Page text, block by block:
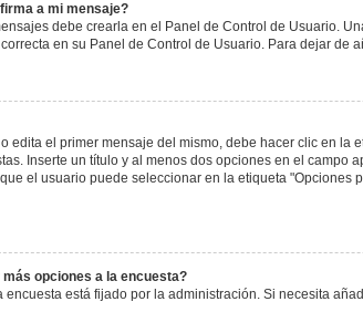
a mi mensaje?
debe crearla en el Panel de Control de Usuario.
en su Panel de Control de Usuario. Para dejar de
edita el primer mensaje del mismo, debe hacer clic en
Inserte un título y al menos dos opciones en el
el usuario puede seleccionar en la etiqueta
opciones a la encuesta?
encuesta está fijado por la administración. Si necesita